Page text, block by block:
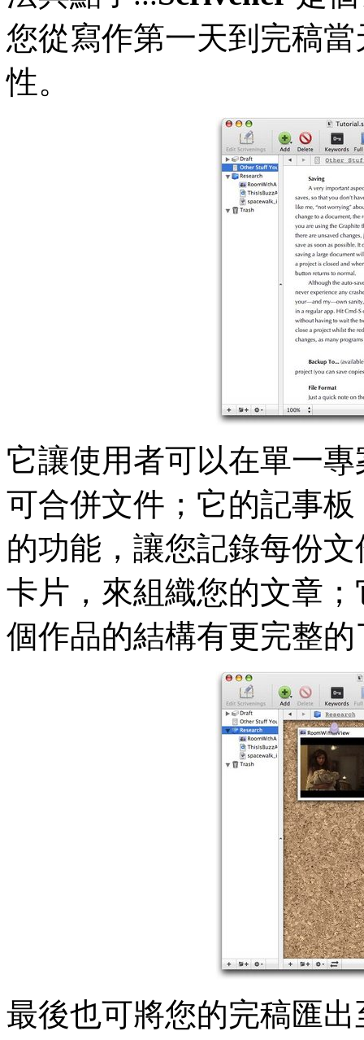
您從寫作第一天到完稿
性。
它讓使用者可以在單一
可合併文件；它的記事
的功能，讓您記錄每份
卡片，來組織您的文章
個作品的結構有更完整
最後也可將您的完稿匯